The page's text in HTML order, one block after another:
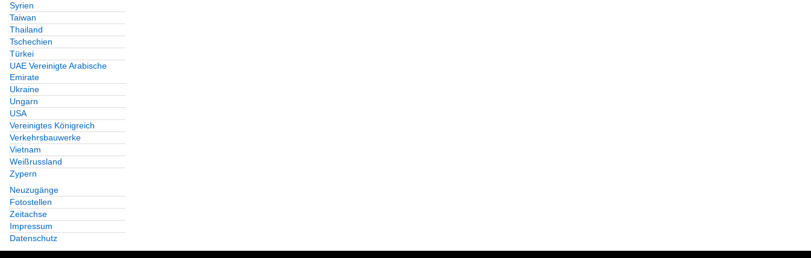
Syrien
Taiwan
Thailand
Tschechien
Türkei
UAE Vereinigte Arabische
Emirate
Ukraine
Ungarn
USA
Vereinigtes Königreich
Verkehrsbauwerke
Vietnam
Weißrussland
Zypern
Neuzugänge
Fotostellen
Zeitachse
Impressum
Datenschutz